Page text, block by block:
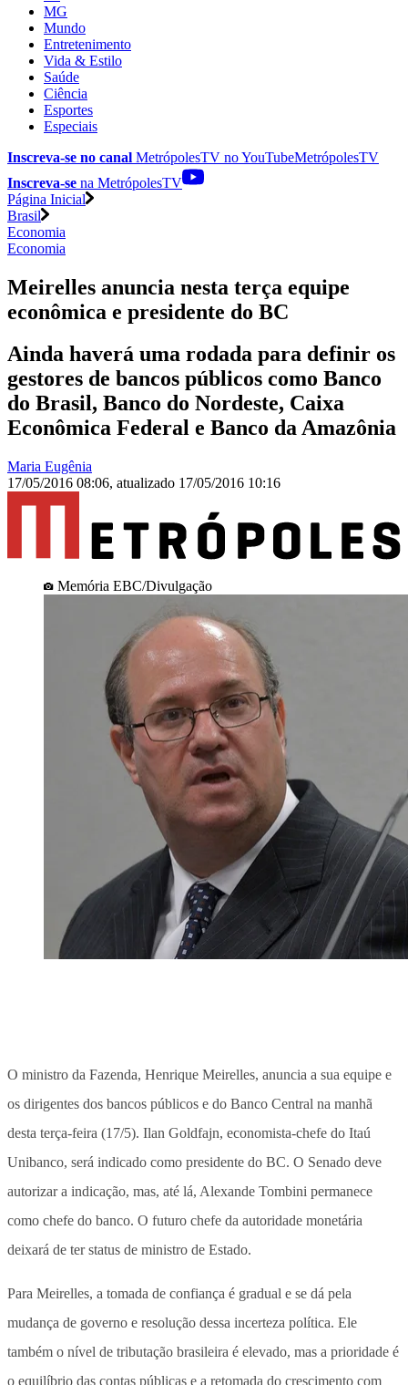
MG
Mundo
Entretenimento
Vida & Estilo
Saúde
Ciência
Esportes
Especiais
Inscreva-se no canal MetrópolesTV noYouTubeMetrópolesTV
Inscreva-se na MetrópolesTV
Página Inicial
Brasil
Economia
Economia
Meirelles anuncia nesta terça equipe
econômica e presidente do BC
Ainda haverá uma rodada para definir os
gestores de bancos públicos como Banco
do Brasil, Banco do Nordeste, Caixa
Econômica Federal e Banco da Amazônia
Maria Eugênia
17/05/2016 08:06, atualizado 17/05/2016 10:16
Memória EBC/Divulgação
O ministro da Fazenda, Henrique Meirelles, anuncia a sua equipe e
os dirigentes dos bancos públicos e do Banco Central na manhã
desta terça-feira (17/5). Ilan Goldfajn, economista-chefe do Itaú
Unibanco, será indicado como presidente do BC. O Senado deve
autorizar a indicação, mas, até lá, Alexande Tombini permanece
como chefe do banco. O futuro chefe da autoridade monetária
deixará de ter status de ministro de Estado.
Para Meirelles, a tomada de confiança é gradual e se dá pela
mudança de governo e resolução dessa incerteza política. Ele
também o nível de tributação brasileira é elevado, mas a prioridade é
o equilíbrio das contas públicas e a retomada do crescimento com